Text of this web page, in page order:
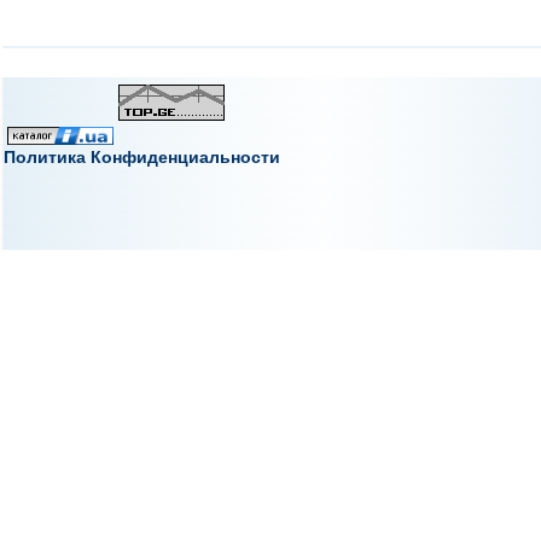
Политика Конфиденциальности